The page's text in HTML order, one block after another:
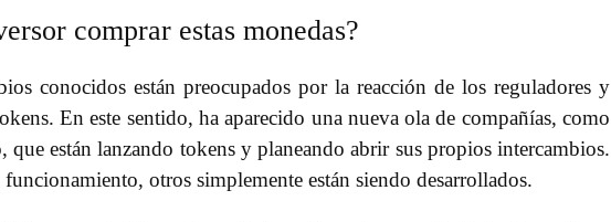
comprar estas monedas?
conocidos están preocupados por la reacción de los reguladores y
En este sentido, ha aparecido una nueva ola de compañías, como
están lanzando tokens y planeando abrir sus propios intercambios.
otros simplemente están siendo desarrollados.